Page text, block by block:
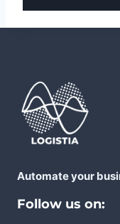
Automate your
Follow us on: